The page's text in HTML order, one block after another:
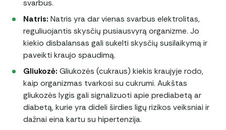
svarbus.
Natris: Natris yra dar vienas svarbus elektrolitas,
reguliuojantis skysčių pusiausvyrą organizme. Jo
kiekio disbalansas gali sukelti skysčių susilaikymą ir
paveikti kraujo spaudimą.
Gliukozė: Gliukozės (cukraus) kiekis kraujyje rodo,
kaip organizmas tvarkosi su cukrumi. Aukštas
gliukozės lygis gali signalizuoti apie prediabetą ar
diabetą, kurie yra dideli širdies ligų rizikos veiksniai ir
dažnai eina kartu su hipertenzija.